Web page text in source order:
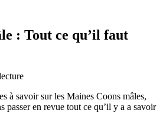
: Tout ce qu’il faut
à savoir sur les Maines Coons mâles,
passer en revue tout ce qu’il y a a savoir